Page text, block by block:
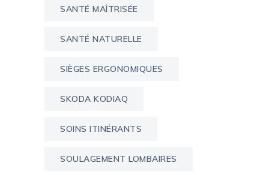
SANTÉ MAÎTRISÉE
SANTÉ NATURELLE
SIÈGES ERGONOMIQUES
SKODA KODIAQ
SOINS ITINÉRANTS
SOULAGEMENT LOMBAIRES